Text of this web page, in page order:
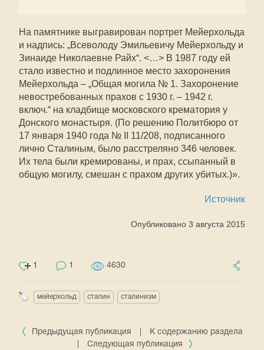
На памятнике выгравирован портрет Мейерхольда
и надпись: „Всеволоду Эмильевичу Мейерхольду и
Зинаиде Николаевне Райх“. <…> В 1987 году ей
стало известно и подлинное место захоронения
Мейерхольда – „Общая могила № 1. Захоронение
невостребованных прахов с 1930 г. – 1942 г.
включ.“ на кладбище московского крематория у
Донского монастыря. (По решению Политбюро от
17 января 1940 года № II 11/208, подписанного
лично Сталиным, было расстреляно 346 человек.
Их тела были кремированы, и прах, ссыпанный в
общую могилу, смешан с прахом других убитых.)».
Источник
Опубликовано 3 августа 2015
1 1 4630
мейерхольд сталин сталинизм
Предыдущая публикация
К содержанию раздела
Следующая публикация